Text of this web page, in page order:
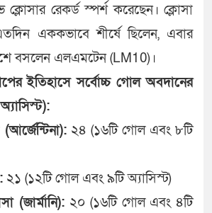
ক্লোসার রেকর্ড স্পর্শ করেছেন। ক্লোসা
এককভাবে শীর্ষে ছিলেন, এবার
বসলেন এলএমটেন (LM10)।
ইতিহাসে সর্বোচ্চ গোল অবদানের
২৪ (১৬টি গোল এবং ৮টি
২১ (১২টি গোল এবং ৯টি অ্যাসিস্ট)
(জার্মানি): ২০ (১৬টি গোল এবং ৪টি